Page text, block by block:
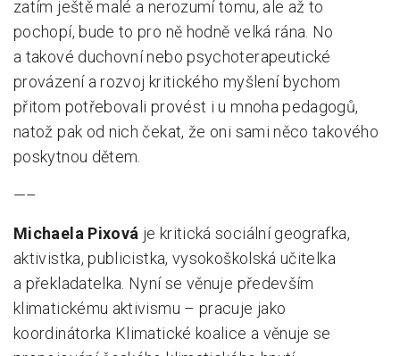
zatím ještě malé a nerozumí tomu, ale až to
pochopí, bude to pro ně hodně velká rána. No
a takové duchovní nebo psychoterapeutické
provázení a rozvoj kritického myšlení bychom
přitom potřebovali provést i u mnoha pedagogů,
natož pak od nich čekat, že oni sami něco takového
poskytnou dětem.
—–
Michaela Pixová je kritická sociální geografka,
aktivistka, publicistka, vysokoškolská učitelka
a překladatelka. Nyní se věnuje především
klimatickému aktivismu – pracuje jako
koordinátorka Klimatické koalice a věnuje se